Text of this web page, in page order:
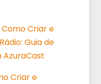
Como Criar e
Guia de
Criar e